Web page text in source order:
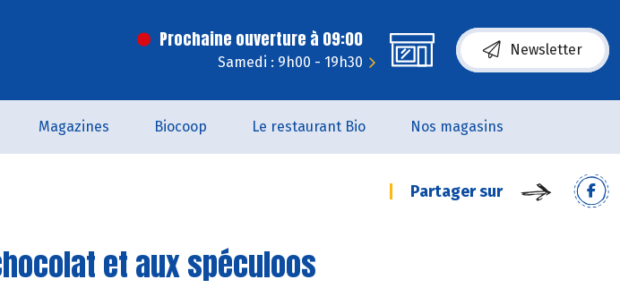
Prochaine ouverture à 09:00
Samedi : 9h00 - 19h30
Newsletter
Magazines Biocoop Le restaurant Bio Nos magasins
Partager sur
et aux spéculoos